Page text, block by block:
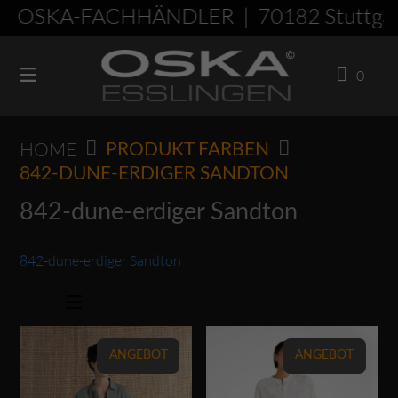
Springen
Inhalt
OSKA-FACHHÄNDLER | 70182
0
HOME
PRODUKT FARBEN
842-DUNE-ERDIGER SANDTON
842-dune-erdiger Sandton
842-dune-erdiger Sandton
Dieses Produkt weist mehrere Varianten auf. Die Optionen können auf der Produktseite gewählt werden
ANGEBOT
Dieses Produkt weist mehrere Varianten auf. Die Optionen können auf der Produktseite gewählt werden
ANGEBOT